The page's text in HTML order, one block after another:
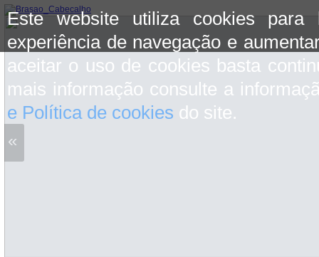
Este website utiliza cookies para
experiência de navegação e
aceitar o uso de cookies basta
mais informação consulte a
e Política de cookies do site.
«